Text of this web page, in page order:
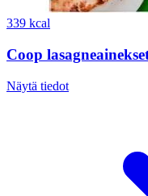
339 kcal
Coop
Näytä tiedot